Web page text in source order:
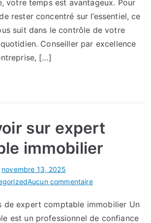
votre temps est avantageux. Pour
rester concentré sur l’essentiel, ce
suit dans le contrôle de votre
Conseiller par excellence
[…]
sur expert
immobilier
novembre 13, 2025
Aucun commentairesur
savoir
sur
de expert comptable immobilier Un
est un professionnel de confiance